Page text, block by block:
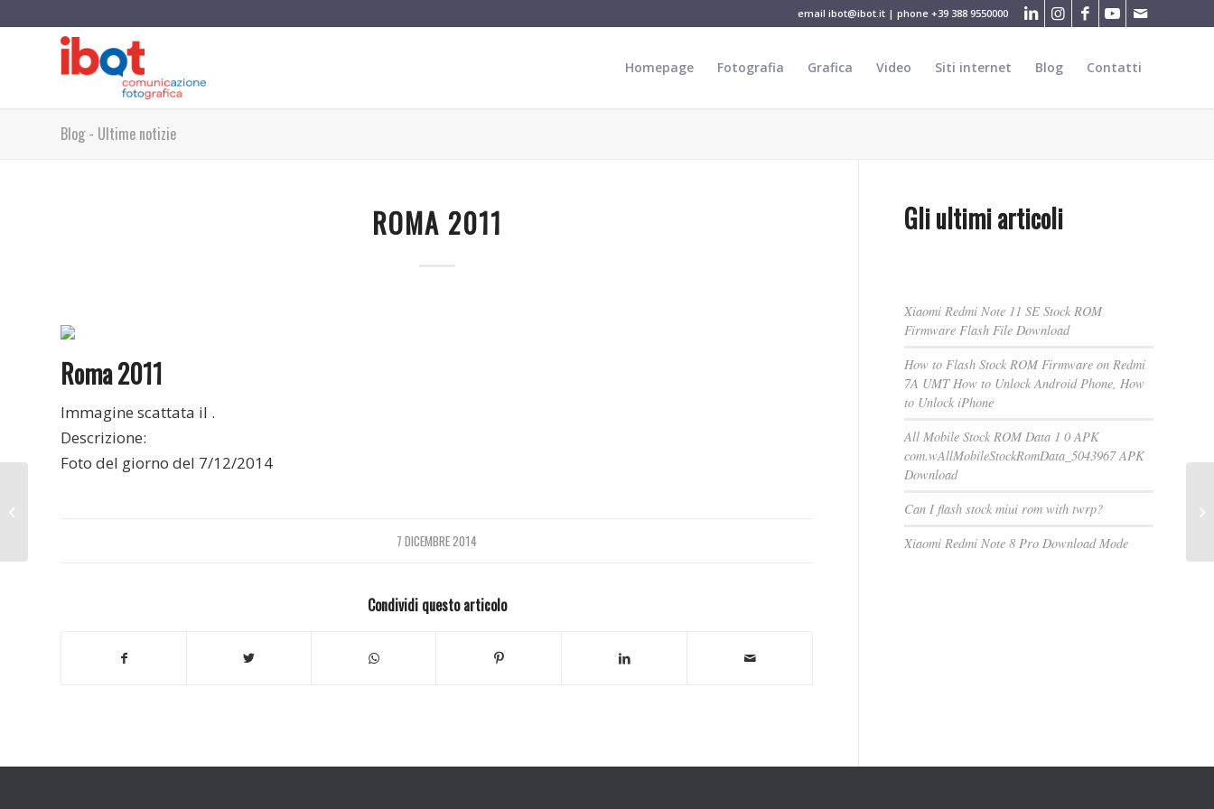
email ibot@ibot.it | phone +39 388 9550000
Homepage Fotografia Grafica Video Siti internet Blog Contatti
Blog - Ultime notizie
ROMA 2011
Roma 2011
Immagine scattata il .
Descrizione:
Foto del giorno del 7/12/2014
7 DICEMBRE 2014
Condividi questo articolo
Gli ultimi articoli
Xiaomi Redmi Note 11 SE Stock ROM
Firmware Flash File Download
How to Flash Stock ROM Firmware on Redmi
7A UMT How to Unlock Android Phone, How
to Unlock iPhone
All Mobile Stock ROM Data 1 0 APK
com.wAllMobileStockRomData_5043967 APK
Download
Can I flash stock miui rom with twrp?
Xiaomi Redmi Note 8 Pro Download Mode